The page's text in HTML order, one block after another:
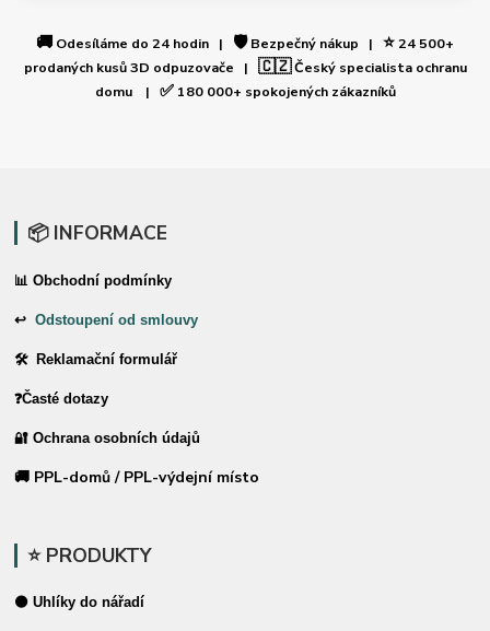
🚚 Odesíláme do 24 hodin | 🛡️Bezpečný nákup | ⭐24 500+
prodaných kusů 3D odpuzovače | 🇨🇿Český specialista ochranu
domu | ✅180 000+ spokojených zákazníků
📦 INFORMACE
📊 Obchodní podmínky
↩Odstoupení od smlouvy
🛠 Reklamační formulář
❓Časté dotazy
🔐 Ochrana osobních údajů
🚚 PPL-domů / PPL-výdejní místo
⭐ PRODUKTY
⚫ Uhlíky do nářadí